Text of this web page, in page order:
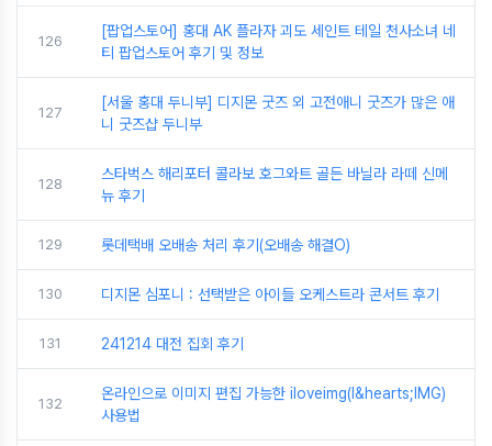
126
[팝업스토어] 홍대 AK 플라자 괴도 세인트 테일 천사소녀 네
티 팝업스토어 후기 및 정보
127
[서울 홍대 두니부] 디지몬 굿즈 외 고전애니 굿즈가 많은 애
니 굿즈샵 두니부
128
스타벅스 해리포터 콜라보 호그와트 골든 바닐라 라떼 신메
뉴 후기
129 롯데택배 오배송 처리 후기(오배송 해결O)
130 디지몬 심포니 : 선택받은 아이들 오케스트라 콘서트 후기
131 241214 대전 집회 후기
132
온라인으로 이미지 편집 가능한 iloveimg(I&hearts;IMG)
사용법